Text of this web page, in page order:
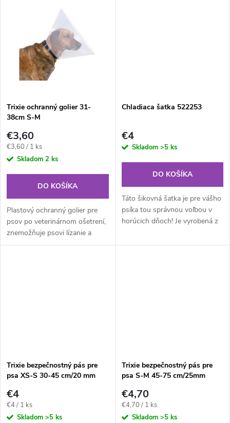
ochranu celého tela vrátane
Trixie ochranný golier 31-
38cm S-M
€3,60
Jednotková
cena:
€3,60 / 1 ks
Skladom 2 ks
DO KOŠÍKA
Plastový ochranný golier pre
psov po veterinárnom ošetrení,
znemožňuje psovi lízanie a
okusovanie rán, vyťahovanie
Chladiaca šatka 522253
€4
Skladom >5 ks
DO KOŠÍKA
Táto šikovná šatka je pre vášho
psíka tou správnou voľbou v
horúcich dňoch! Je vyrobená z
polyesteru, takže vášmu
Trixie bezpečnostný pás pre
psa XS-S 30-45 cm/20 mm
€4
Jednotková
cena:
€4 / 1 ks
Skladom >5 ks
Trixie bezpečnostný pás pre
psa S-M 45-75 cm/25mm
€4,70
Jednotková
cena:
€4,70 / 1 ks
Skladom >5 ks